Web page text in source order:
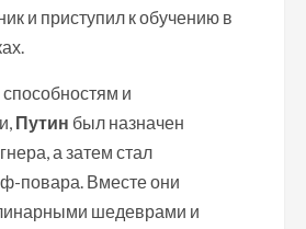
и приступил к обучению в
и
Путин был назначен
а затем стал
повара. Вместе они
шедеврами и